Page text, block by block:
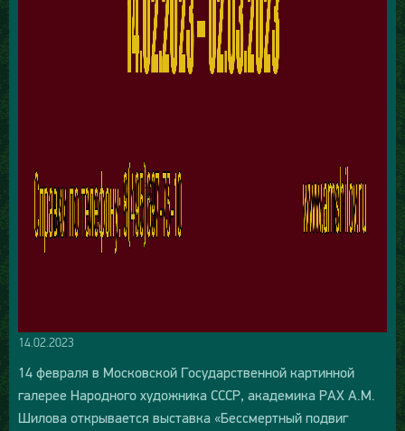
14.02.2023
14 февраля в Московской Государственной картинной
галерее Народного художника СССР, академика РАХ А.М.
Шилова открывается выставка «Бессмертный подвиг